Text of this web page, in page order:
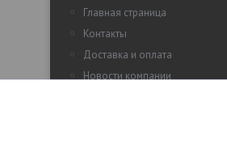
Главная страница
Контакты
Доставка и оплата
Новости компании